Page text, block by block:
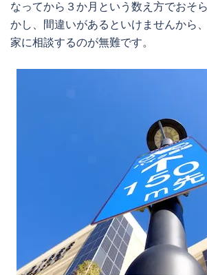
なってから３か月という数え方でおそ
かし、間違いがあるといけませんから
家に相談するのが無難です。